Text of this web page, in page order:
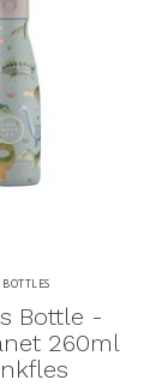
Bottle -
260ml